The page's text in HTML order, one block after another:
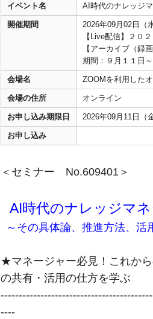
イベント名 AI時代のナレッジ
開催期間
2026年09月02日（
【Live配信】２０
【アーカイブ（録
期間：９月１１日
会場名 ZOOMを利用した
会場の住所 オンライン
お申し込み期限日 2026年09月11日（
お申し込み
＜セミナー No.609401＞
AI時代のナレッジマ
～その具体論、推進方法、活
★マネージャー必見！これか
の共有・活用の仕方を学ぶ
----